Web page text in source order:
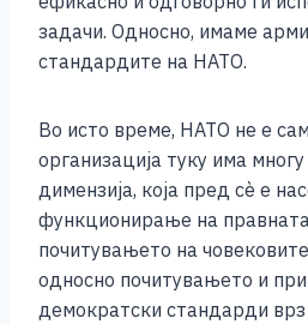
задачи. Односно, имаме
стандардите на НАТО.
Во исто време, НАТО не е
организација туку има
димензија, која пред сè е
функционирање на
почитувањето на
односно почитувањето и
демократски стандарди врз